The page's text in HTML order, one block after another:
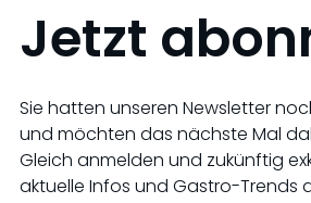
Jetzt
Sie hatten unseren Newsletter
und möchten das nächste Mal
Gleich anmelden und zukünftig
aktuelle Infos und Gastro-Trends